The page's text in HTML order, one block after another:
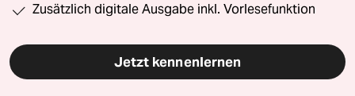
Zusätzlich digitale Ausgabe inkl. Vorlesefunktion
Jetzt kennenlernen